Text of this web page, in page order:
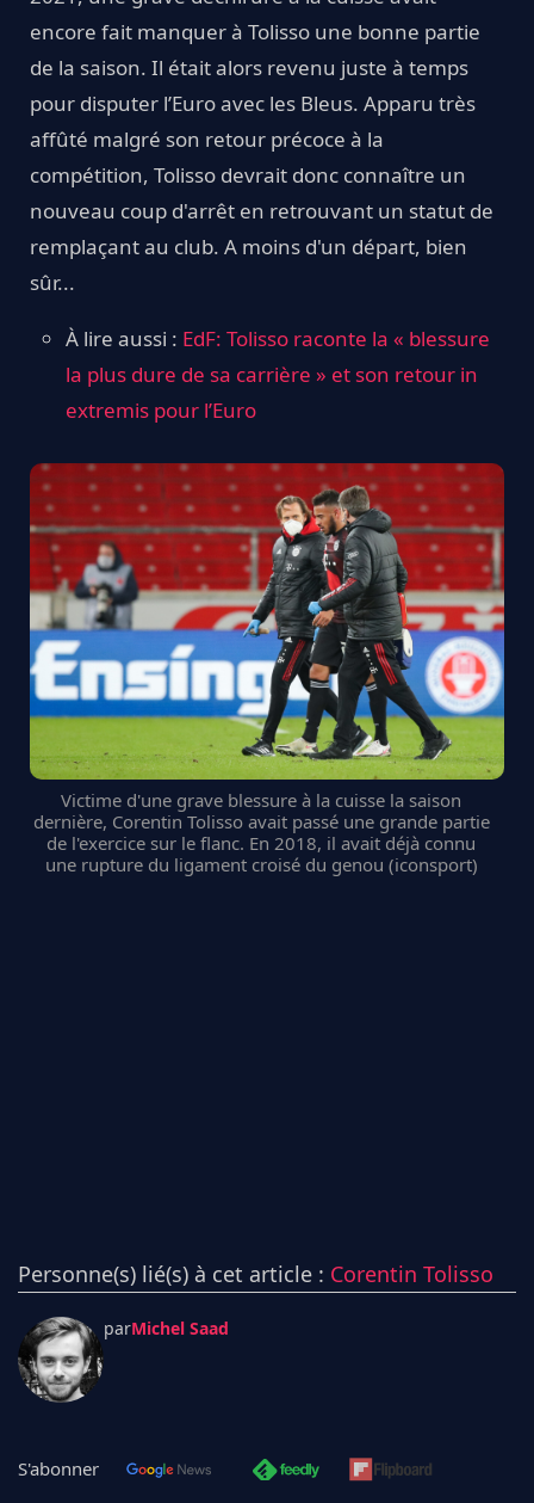
encore fait manquer à Tolisso une bonne partie
de la saison. Il était alors revenu juste à temps
pour disputer l’Euro avec les Bleus. Apparu très
affûté malgré son retour précoce à la
compétition, Tolisso devrait donc connaître un
nouveau coup d'arrêt en retrouvant un statut de
remplaçant au club. A moins d'un départ, bien
sûr...
À lire aussi : EdF: Tolisso raconte la « blessure
la plus dure de sa carrière » et son retour in
extremis pour l’Euro
Victime d'une grave blessure à la cuisse la saison
dernière, Corentin Tolisso avait passé une grande partie
de l'exercice sur le flanc. En 2018, il avait déjà connu
une rupture du ligament croisé du genou (iconsport)
Personne(s) lié(s) à cet article : Corentin Tolisso
parMichel Saad
S'abonner